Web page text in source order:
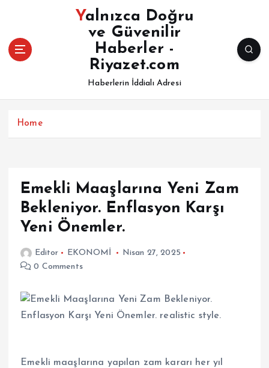
Yalnızca Doğru
ve Güvenilir
Haberler -
Riyazet.com
Haberlerin İddialı Adresi
Home
Emekli Maaşlarına Yeni Zam
Bekleniyor. Enflasyon Karşı
Yeni Önemler.
Editor EKONOMİ
Nisan 27, 2025
0 Comments
Emekli maaşlarına yapılan zam kararı her yıl